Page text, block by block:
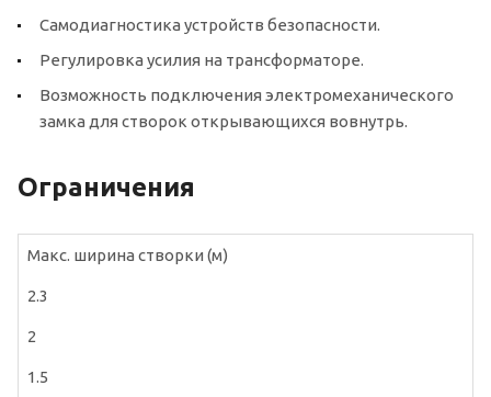
Самодиагностика устройств безопасности.
Регулировка усилия на трансформаторе.
Возможность подключения электромеханического
замка для створок открывающихся вовнутрь.
Ограничения
Макс. ширина створки (м)
2.3
2
1.5